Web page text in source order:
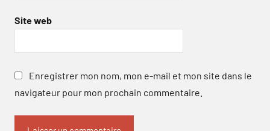
Site web
Enregistrer mon nom, mon e-mail et mon site dans le
navigateur pour mon prochain commentaire.